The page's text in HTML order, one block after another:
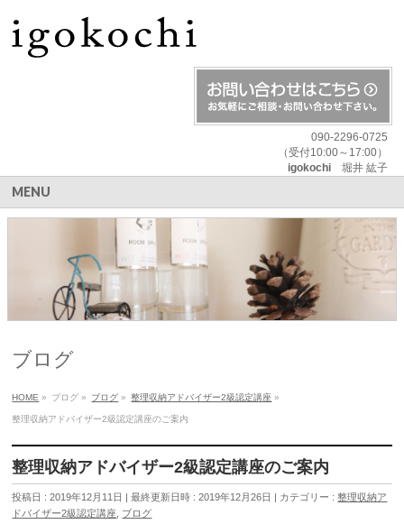
090-2296-0725
（受付10:00～17:00）
igokochi堀井 紘子
MENU
ブログ
HOME » ブログ » ブログ » 整理収納アドバイザー2級認定講座 »
整理収納アドバイザー2級認定講座のご案内
整理収納アドバイザー2級認定講座のご案内
投稿日 : 2019年12月11日 最終更新日時 : 2019年12月26日 カテゴリー :整理収納ア
ドバイザー2級認定講座
ブログ